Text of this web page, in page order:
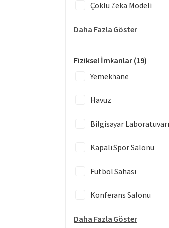
Çoklu Zeka Modeli
Daha Fazla Göster
Fiziksel İmkanlar (19)
Yemekhane
Havuz
Bilgisayar Laboratuvarı
Kapalı Spor Salonu
Futbol Sahası
Konferans Salonu
Daha Fazla Göster